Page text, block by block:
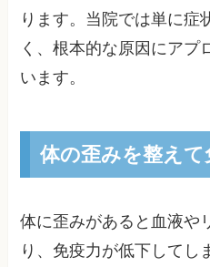
ります。当院では単に症
く、根本的な原因にアプ
います。
体の歪みを整え
体に歪みがあると血液や
り、免疫力が低下してし